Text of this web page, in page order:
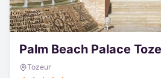
Palm Beach Palace
Tozeur